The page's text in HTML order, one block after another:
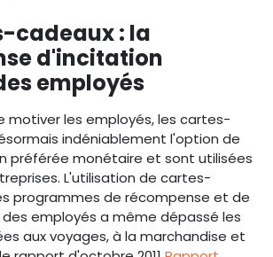
cadeaux : la
d'incitation
employés
motiver les employés, les cartes-
indéniablement l'option de
préférée monétaire et sont utilisées
L'utilisation de cartes-
programmes de récompense et de
employés a même dépassé les
aux voyages, à la marchandise et